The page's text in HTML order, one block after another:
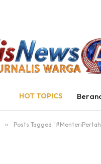
HOT TOPICS
» Posts Tagged